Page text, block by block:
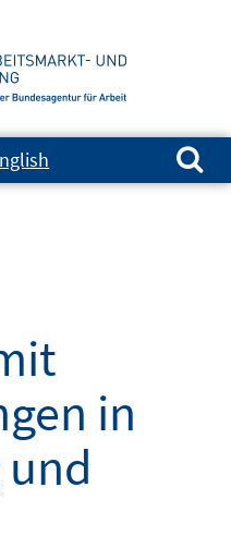
Suchen nach:
in